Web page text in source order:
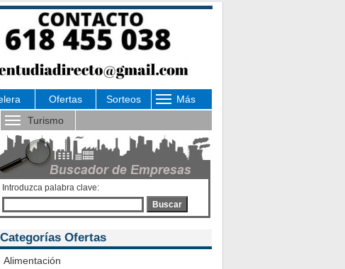
Ofertas Sorteos
Más
Turismo
Introduzca palabra clave:
Buscar
Categorías Ofertas
Alimentación